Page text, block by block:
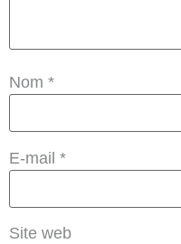
Nom *
E-mail *
Site web